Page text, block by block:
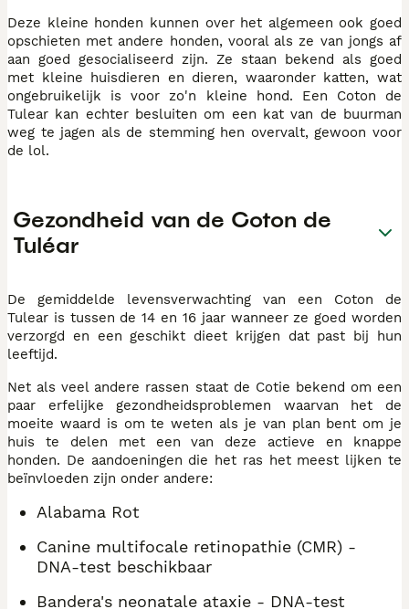
Deze kleine honden kunnen over het algemeen ook goed
opschieten met andere honden, vooral als ze van jongs af
aan goed gesocialiseerd zijn. Ze staan bekend als goed
met kleine huisdieren en dieren, waaronder katten, wat
ongebruikelijk is voor zo'n kleine hond. Een Coton de
Tulear kan echter besluiten om een kat van de buurman
weg te jagen als de stemming hen overvalt, gewoon voor
de lol.
Gezondheid van de Coton de
Tuléar
De gemiddelde levensverwachting van een Coton de
Tulear is tussen de 14 en 16 jaar wanneer ze goed worden
verzorgd en een geschikt dieet krijgen dat past bij hun
leeftijd.
Net als veel andere rassen staat de Cotie bekend om een
paar erfelijke gezondheidsproblemen waarvan het de
moeite waard is om te weten als je van plan bent om je
huis te delen met een van deze actieve en knappe
honden. De aandoeningen die het ras het meest lijken te
beïnvloeden zijn onder andere:
Alabama Rot
Canine multifocale retinopathie (CMR) -
DNA-test beschikbaar
Bandera's neonatale ataxie - DNA-test